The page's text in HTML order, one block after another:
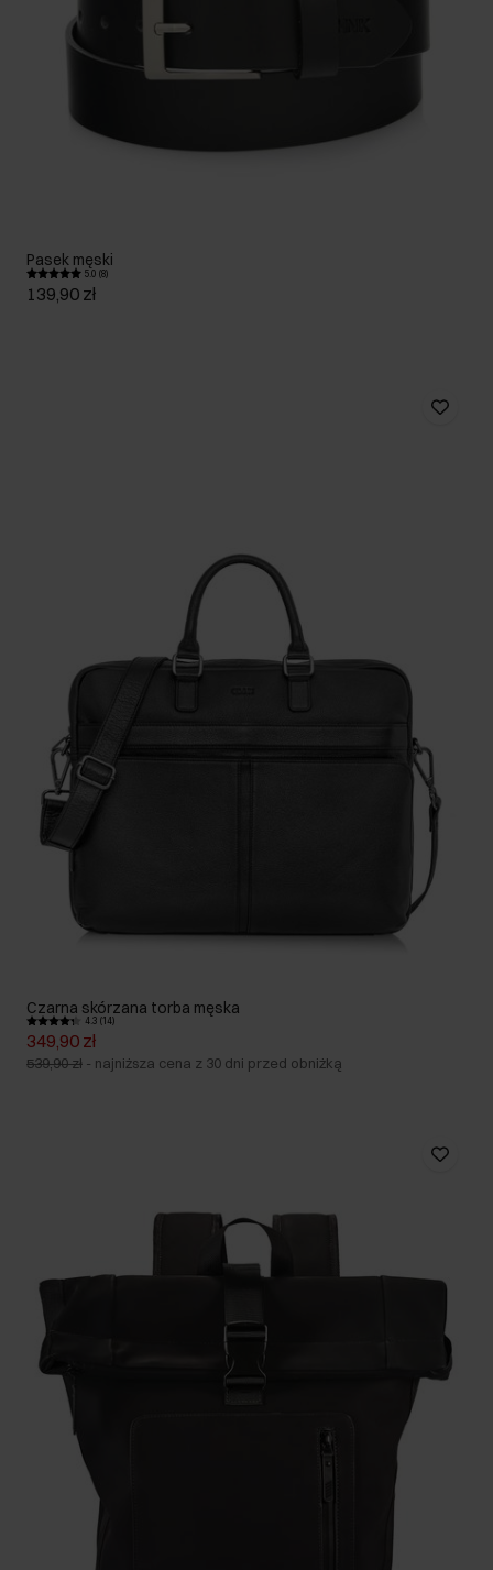
Pasek męski
5.0 (8)
139,90 zł
Czarna skórzana torba męska
4.3 (14)
349,90 zł
539,90 zł - najniższa cena z 30 dni przed obniżką